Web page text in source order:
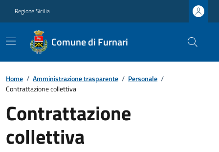
Regione Sicilia
Comune di Furnari
Home / Amministrazione trasparente / Personale /
Contrattazione collettiva
Contrattazione
collettiva